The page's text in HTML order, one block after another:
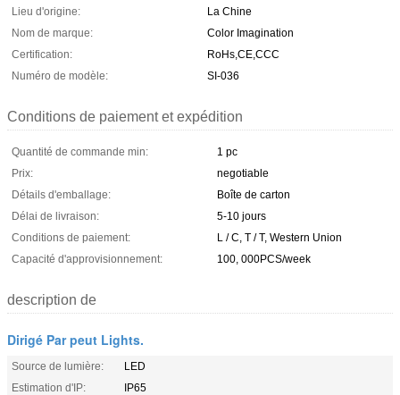
Lieu d'origine:
La Chine
Nom de marque:
Color Imagination
Certification:
RoHs,CE,CCC
Numéro de modèle:
SI-036
Conditions de paiement et expédition
Quantité de commande min:
1 pc
Prix:
negotiable
Détails d'emballage:
Boîte de carton
Délai de livraison:
5-10 jours
Conditions de paiement:
L / C, T / T, Western Union
Capacité d'approvisionnement:
100, 000PCS/week
description de
Dirigé Par peut Lights.
Source de lumière:
LED
Estimation d'IP:
IP65